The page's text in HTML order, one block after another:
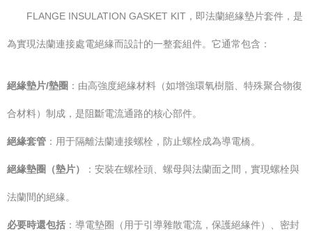
FLANGE INSULATION GASKET KIT，即法蘭絕緣墊片套件，是
為實現法蘭連接處電絕緣而設計的一整套組件。它通常包含：
絕緣墊片/墊圈 ：由高強度絕緣材料（如增強環氧樹脂、特殊聚合物復
合材料）制成，是阻斷電流通路的核心部件。
絕緣套管 ：用于隔離法蘭連接螺栓，防止螺栓成為導電橋。
絕緣墊圈（墊片） ：安裝在螺栓頭、螺母與法蘭面之間，實現螺栓與
法蘭間的絕緣。
必要時還包括 ：導電墊圈（用于引導雜散電流，保護絕緣件）、密封